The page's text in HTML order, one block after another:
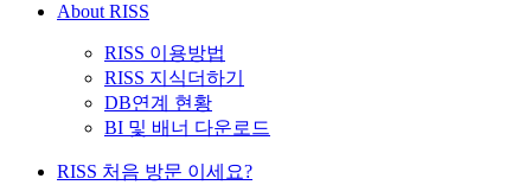
About RISS
RISS 이용방법
RISS 지식더하기
DB연계 현황
BI 및 배너 다운로드
RISS 처음 방문 이세요?